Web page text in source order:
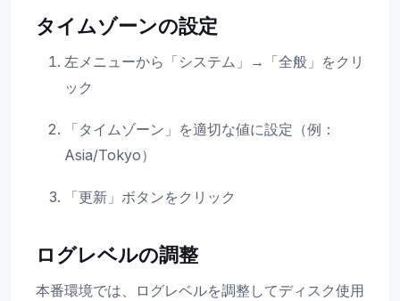
タイムゾーンの設定
左メニューから「システム」→「全般」をクリ
ック
「タイムゾーン」を適切な値に設定（例：
Asia/Tokyo）
「更新」ボタンをクリック
ログレベルの調整
本番環境では、ログレベルを調整してディスク使用